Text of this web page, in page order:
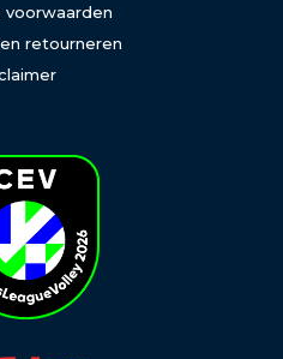
voorwaarden
retourneren